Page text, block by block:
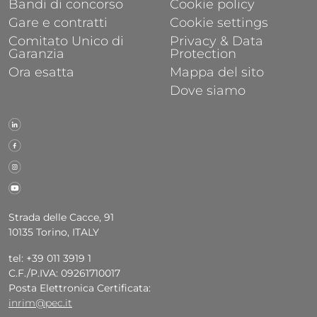
Strada delle Cacce, 91
10135 Torino, ITALY
tel: +39 011 3919 1
C.F./P.IVA: 09261710017
Posta Elettronica Certificata:
inrim@pec.it
Bandi di concorso
Gare e contratti
Comitato Unico di
Garanzia
Ora esatta
Cookie policy
Cookie settings
Privacy & Data
Protection
Mappa del sito
Dove siamo